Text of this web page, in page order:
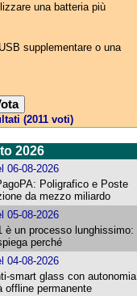
una batteria più
supplementare o una
(2011 voti)
2026
06-08-2026
Poligrafico e Poste
da mezzo miliardo
05-08-2026
è un processo lunghissimo:
perché
04-08-2026
smart glass con autonomia
offline permanente